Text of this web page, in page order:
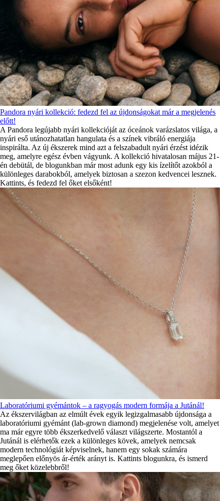
Pandora nyári kollekció: fedezd fel az újdonságokat már a megjelenés
előtt!
A Pandora legújabb nyári kollekcióját az óceánok varázslatos világa, a
nyári eső utánozhatatlan hangulata és a színek vibráló energiája
inspirálta. Az új ékszerek mind azt a felszabadult nyári érzést idézik
meg, amelyre egész évben vágyunk. A kollekció hivatalosan május 21-
én debütál, de blogunkban már most adunk egy kis ízelítőt azokból a
különleges darabokból, amelyek biztosan a szezon kedvencei lesznek.
Kattints, és fedezd fel őket elsőként!
Laboratóriumi gyémántok – a ragyogás modern formája a Jutánál!
Az ékszervilágban az elmúlt évek egyik legizgalmasabb újdonsága a
laboratóriumi gyémánt (lab-grown diamond) megjelenése volt, amelyet
ma már egyre több ékszerkedvelő választ világszerte. Mostantól a
Jutánál is elérhetők ezek a különleges kövek, amelyek nemcsak
modern technológiát képviselnek, hanem egy sokak számára
meglepően előnyös ár-érték arányt is. Kattints blogunkra, és ismerd
meg őket közelebbről!